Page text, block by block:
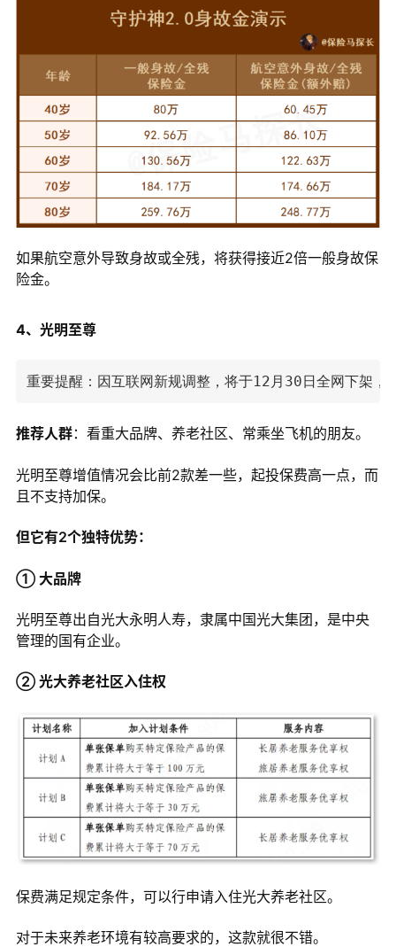
如果航空意外导致身故或全残，将获得接近2倍一般身故保
险金。
4、光明至尊
重要提醒：因互联网新规调整，将于12月30日全网下架，
推荐人群：看重大品牌、养老社区、常乘坐飞机的朋友。
光明至尊增值情况会比前2款差一些，起投保费高一点，而
且不支持加保。
但它有2个独特优势：
① 大品牌
光明至尊出自光大永明人寿，隶属中国光大集团，是中央
管理的国有企业。
② 光大养老社区入住权
保费满足规定条件，可以行申请入住光大养老社区。
对于未来养老环境有较高要求的，这款就很不错。